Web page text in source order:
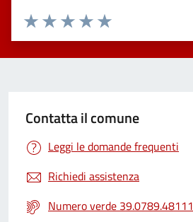
Valuta 5 stelle su 5
Valuta 4 stelle su 5
Valuta 3 stelle su 5
Valuta 2 stelle su 5
Valuta 1 stelle su 5
Contatta il comune
Leggi le domande frequenti
Richiedi assistenza
Numero verde 39.0789.48111